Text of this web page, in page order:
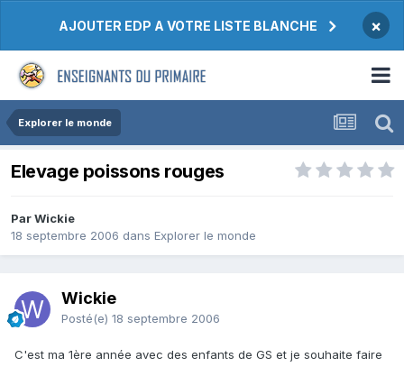
AJOUTER EDP A VOTRE LISTE BLANCHE ×
Explorer le monde
Elevage poissons rouges
Par Wickie
18 septembre 2006 dans Explorer le monde
Wickie
Posté(e) 18 septembre 2006
C'est ma 1ère année avec des enfants de GS et je souhaite faire